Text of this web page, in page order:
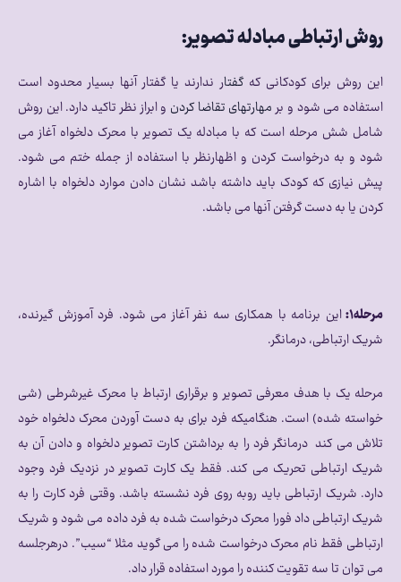
روش ارتباطی مبادله تصویر:
این روش برای کودکانی که گفتار ندارند یا گفتار آنها بسیار محدود است
استفاده می شود و برمهارتهای تقاضا کردن و ابراز نظر تاکید دارد. این روش
شامل شش مرحله است که با مبادله یک تصویر با محرک دلخواه آغاز می
شود و به درخواست کردن و اظهارنظر با استفاده از جمله ختم می شود.
پیش نیازی که کودک باید داشته باشد نشان دادن موارد دلخواه با اشاره
کردن یا به دست گرفتن آنها می باشد.
مرحله۱: این برنامه با همکاری سه نفر آغاز می شود. فرد آموزش گیرنده،
شریک ارتباطی، درمانگر.
مرحله یک با هدف معرفی تصویر و برقراری ارتباط با محرک غیرشرطی (شی
خواسته شده) است. هنگامیکه فرد برای به دست آوردن محرک دلخواه خود
تلاش می کند درمانگر فرد را به برداشتن کارت تصویر دلخواه و دادن آن به
شریک ارتباطی تحریک می کند. فقط یک کارت تصویر در نزدیک فرد وجود
دارد. شریک ارتباطی باید روبه روی فرد نشسته باشد. وقتی فرد کارت را به
شریک ارتباطی داد فورا محرک درخواست شده به فرد داده می شود و شریک
ارتباطی فقط نام محرک درخواست شده را می گوید مثلا “سیب”. درهرجلسه
می توان تا سه تقویت کننده را مورد استفاده قرار داد.